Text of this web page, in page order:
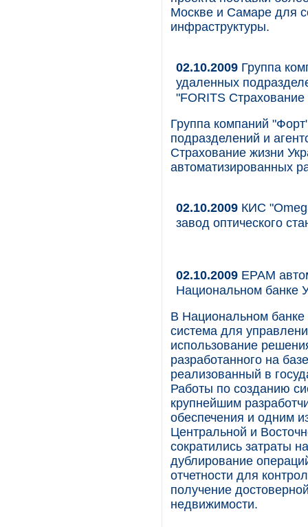
Москве и Самаре для
инфраструктуры.
02.10.2009 Группа
удаленных
"FORITS
Группа компаний
подразделений и
Страхование жизни
автоматизированных
02.10.2009 КИС
завод оптического
02.10.2009 EPAM
Национальном банке
В Национальном
система для
использование
разработанного на
реализованный в
Работы по созданию
крупнейшим
обеспечения и одним
Центральной и
сократились затраты
дублирование
отчетности для
получение
недвижимости.